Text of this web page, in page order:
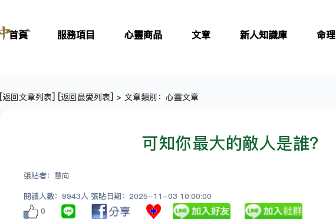
首頁 服務項目 心靈商品 文章 新人知識庫 命理
[返回文章列表] [返回最愛列表] > 文章類別：心靈文章
可知你最大的敵人是誰？
張貼者：慧向
閱讀人數：9943人 張貼日期：2025-11-03 10:00:00
0